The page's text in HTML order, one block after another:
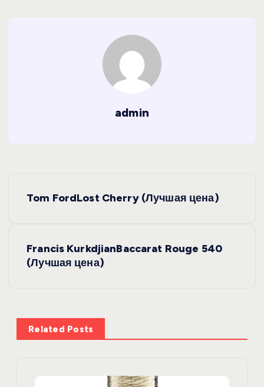
admin
Tom FordLost Cherry (Лучшая цена)
Francis KurkdjianBaccarat Rouge 540
(Лучшая цена)
Related Posts